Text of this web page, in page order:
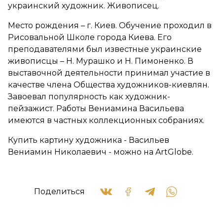
украинский художник. Живописец.
Место рождения – г. Киев. Обучение проходил в
Рисовальной Школе города Киева. Его
преподавателями был известные украинские
живописцы – Н. Мурашко и Н. Пимоненко. В
выставочной деятельности принимал участие в
качестве члена Общества художников-киевлян.
Завоевал популярность как художник-
пейзажист. Работы Вениамина Васильева
имеются в частных коллекционных собраниях.
Купить картину художника - Васильев
Вениамин Николаевич - можно на ArtGlobe.
Поделиться